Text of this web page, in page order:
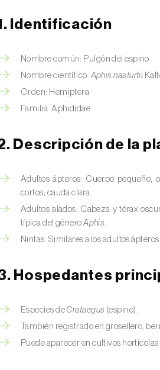
Identificación
Nombre común: Pulgón del espino
Nombre científico:Aphis nasturtii
Orden: Hemiptera
Familia: Aphididae
Descripción de la
Adultos ápteros: Cuerpo pequeño,
cortos; cauda clara.
Adultos alados: Cabeza y tórax
típica del géneroAphis.
Ninfas: Similares a los adultos
Hospedantes
Especies deCrataegus (espino).
También registrado en grosellero,
Puede aparecer en cultivos